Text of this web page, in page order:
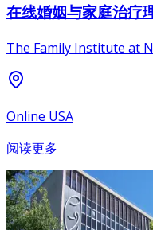
在线婚姻与家庭治疗
The Family Institute at
Online USA
阅读更多